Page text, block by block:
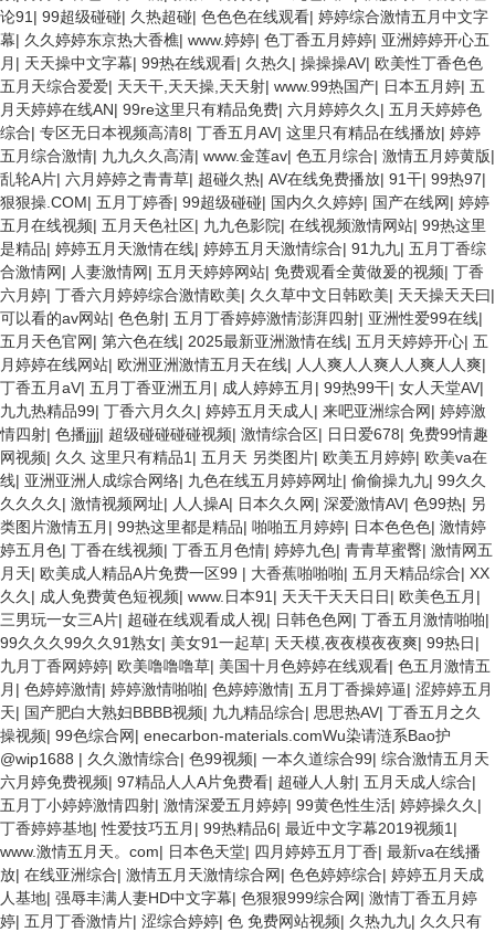
论91 | 99超级碰碰| 久热超碰| 色色色在线观看| 婷婷综合激情五月中文字
幕| 久久婷婷东京热大香樵| www.婷婷| 色丁香五月婷婷| 亚洲婷婷开心五
月 | 天天操中文字幕| 99热在线观看| 久热久 | 操操操AV| 欧美性丁香色色
五月天综合爱爱| 天天干,天天操,天天射| www.99热国产| 日本五月婷| 五
月天婷婷在线AN| 99re这里只有精品免费| 六月婷婷久久 | 五月天婷婷色
综合| 专区无日本视频高清8| 丁香五月AV| 这里只有精品在线播放| 婷婷
五月综合激情| 九九久久高清| www.金莲av| 色五月综合| 激情五月婷黄版|
乱轮A片| 六月婷婷之青青草| 超碰久热| AV在线免费播放| 91干| 99热97|
狠狠操.COM| 五月丁婷香| 99超级碰碰| 国内久久婷婷| 国产在线网| 婷婷
五月在线视频| 五月天色社区| 九九色影院| 在线视频激情网站| 99热这里
是精品| 婷婷五月天激情在线| 婷婷五月天激情综合| 91九九| 五月丁香综
合激情网| 人妻激情网| 五月天婷婷网站| 免费观看全黄做爰的视频| 丁香
六月婷| 丁香六月婷婷综合激情欧美| 久久草中文日韩欧美| 天天操天天曰|
可以看的av网站| 色色射| 五月丁香婷婷激情澎湃四射| 亚洲性爱99在线|
五月天色官网| 第六色在线| 2025最新亚洲激情在线| 五月天婷婷开心| 五
月婷婷在线网站| 欧洲亚洲激情五月天在线| 人人爽人人爽人人爽人人爽|
丁香五月aV| 五月丁香亚洲五月 | 成人婷婷五月 | 99热99干| 女人天堂AV|
九九热精品99| 丁香六月久久 | 婷婷五月天成人 | 来吧亚洲综合网| 婷婷激
情四射| 色播jjjj| 超级碰碰碰碰视频| 激情综合区| 日日爱678| 免费99情趣
网视频| 久久 这里只有精品1 | 五月天 另类图片| 欧美五月婷婷| 欧美va在
线| 亚洲亚洲人成综合网络| 九色在线五月婷婷网址| 偷偷操九九| 99久久
久久久久 | 激情视频网址| 人人操A| 日本久久网| 深爱激情AV| 色99热| 另
类图片激情五月 | 99热这里都是精品| 啪啪五月婷婷| 日本色色色| 激情婷
婷五月色| 丁香在线视频| 丁香五月色情| 婷婷九色| 青青草蜜臀| 激情网五
月天| 欧美成人精品A片免费一区99 | 大香蕉啪啪啪| 五月天精品综合| XX
久久 | 成人免费黄色短视频| www.日本91 | 天天干天天日日| 欧美色五月 |
三男玩一女三A片| 超碰在线观看成人视| 日韩色色网| 丁香五月激情啪啪|
99久久久99久久91熟女| 美女91一起草| 天天模,夜夜模夜夜爽| 99热日|
九月丁香网婷婷| 欧美噜噜噜草| 美国十月色婷婷在线观看| 色五月激情五
月 | 色婷婷激情| 婷婷激情啪啪| 色婷婷激情| 五月丁香操婷逼| 涩婷婷五月
天| 国产肥白大熟妇BBBB视频| 九九精品综合| 思思热AV| 丁香五月之久
操视频| 99色综合网| enecarbon-materials.comWu染请涟系Bao护
@wip1688 | 久久激情综合| 色99视频| 一本久道综合99| 综合激情五月天
六月婷免费视频| 97精品人人A片免费看| 超碰人人射| 五月天成人综合|
五月丁小婷婷激情四射| 激情深爱五月婷婷| 99黄色性生活| 婷婷操久久 |
丁香婷婷基地|性爱技巧五月 | 99热精品6| 最近中文字幕2019视频1 |
www.激情五月天。com| 日本色天堂| 四月婷婷五月丁香| 最新va在线播
放| 在线亚洲综合| 激情五月天激情综合网| 色色婷婷综合| 婷婷五月天成
人基地| 强辱丰满人妻HD中文字幕| 色狠狠999综合网| 激情丁香五月婷
婷| 五月丁香激情片| 涩综合婷婷| 色 免费网站视频| 久热九九| 久久只有